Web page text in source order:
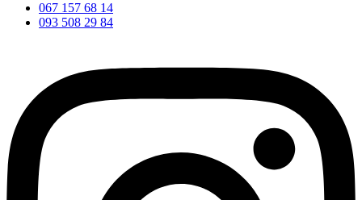
067 157 68 14
093 508 29 84